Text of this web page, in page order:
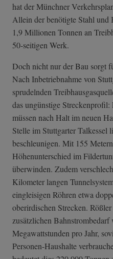
hat der Münchner
Allein der benötigte Stahl und
1,9 Millionen Tonnen an
50-seitigen Werk.
Doch nicht nur der Bau sorgt
Nach Inbetriebnahme von
sprudelnden
das ungünstige
müssen nach Halt im neuen
Stelle im Stuttgarter Talkessel
beschleunigen. Mit 155
Höhenunterschied im
überwinden. Zudem
Kilometer langen
eingleisigen Röhren etwa
oberirdischen Strecken.
zusätzlichen
Megawattstunden pro Jahr,
Personen-Haushalte